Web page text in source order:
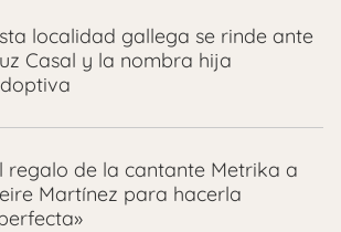
localidad gallega se rinde ante
Casal y la nombra hija
regalo de la cantante Metrika a
Martínez para hacerla